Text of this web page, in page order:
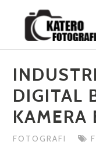
content
DIGITAL
KAMERA
FOTOGRAFI